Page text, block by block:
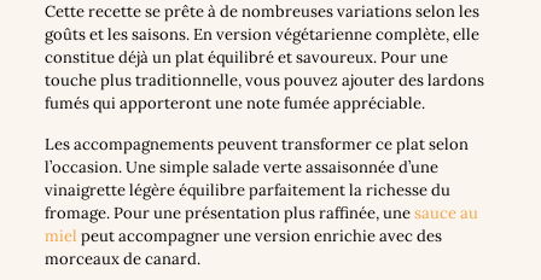
Cette recette se prête à de nombreuses variations selon les
goûts et les saisons. En version végétarienne complète, elle
constitue déjà un plat équilibré et savoureux. Pour une
touche plus traditionnelle, vous pouvez ajouter des lardons
fumés qui apporteront une note fumée appréciable.
Les accompagnements peuvent transformer ce plat selon
l’occasion. Une simple salade verte assaisonnée d’une
vinaigrette légère équilibre parfaitement la richesse du
fromage. Pour une présentation plus raffinée, unesauce au
miel peut accompagner une version enrichie avec des
morceaux de canard.